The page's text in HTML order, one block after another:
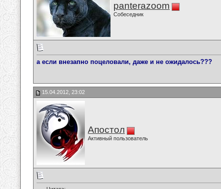
panterazoom
Собеседник
а если внезапно поцеловали, даже и не ожидалось???
15.04.2012, 23:02
Апостол
Активный пользователь